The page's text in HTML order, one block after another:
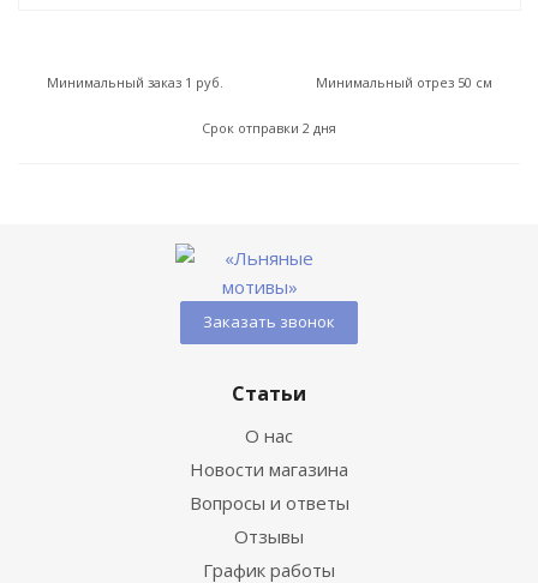
Минимальный заказ 1 руб. Минимальный отрез 50 см
Срок отправки 2 дня
Заказать звонок
Статьи
О нас
Новости магазина
Вопросы и ответы
Отзывы
График работы